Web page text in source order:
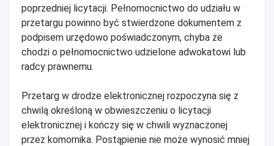
poprzedniej licytacji. Pełnomocnictwo do udziału w
przetargu powinno być stwierdzone dokumentem z
podpisem urzędowo poświadczonym, chyba że
chodzi o pełnomocnictwo udzielone adwokatowi lub
radcy prawnemu.
Przetarg w drodze elektronicznej rozpoczyna się z
chwilą określoną w obwieszczeniu o licytacji
elektronicznej i kończy się w chwili wyznaczonej
przez komornika. Postąpienie nie może wynosić mniej